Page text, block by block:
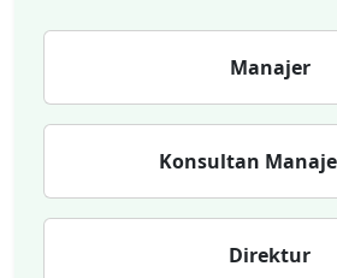
Manajer
Konsultan
Direktur